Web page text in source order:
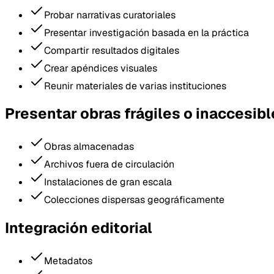
Probar narrativas curatoriales
Presentar investigación basada en la práctica
Compartir resultados digitales
Crear apéndices visuales
Reunir materiales de varias instituciones
Presentar obras frágiles o
Obras almacenadas
Archivos fuera de circulación
Instalaciones de gran escala
Colecciones dispersas geográficamente
Integración editorial
Metadatos